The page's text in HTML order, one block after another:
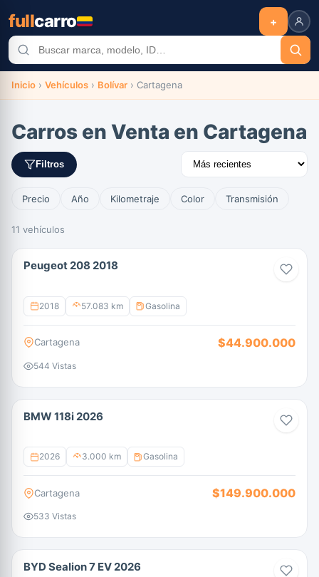
fullcarro +
Inicio › Vehículos › Bolívar › Cartagena
Carros en Venta en Cartagena
Filtros
Precio Año Kilometraje Color Transmisión
11 vehículos
Peugeot 208 2018
2018 57.083 km Gasolina
Cartagena $44.900.000
544 Vistas
BMW 118i 2026
2026 3.000 km Gasolina
Cartagena $149.900.000
533 Vistas
BYD Sealion 7 EV 2026